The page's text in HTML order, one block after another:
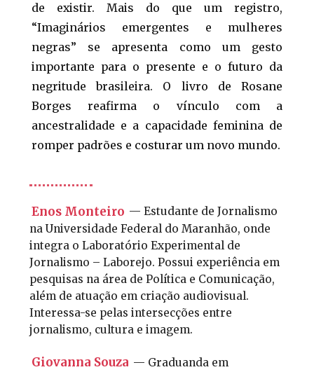
de existir. Mais do que um registro,
“Imaginários emergentes e mulheres
negras” se apresenta como um gesto
importante para o presente e o futuro da
negritude brasileira. O livro de Rosane
Borges reafirma o vínculo com a
ancestralidade e a capacidade feminina de
romper padrões e costurar um novo mundo.
Enos Monteiro — Estudante de Jornalismo
na Universidade Federal do Maranhão, onde
integra o Laboratório Experimental de
Jornalismo – Laborejo. Possui experiência em
pesquisas na área de Política e Comunicação,
além de atuação em criação audiovisual.
Interessa-se pelas intersecções entre
jornalismo, cultura e imagem.
Giovanna Souza — Graduanda em